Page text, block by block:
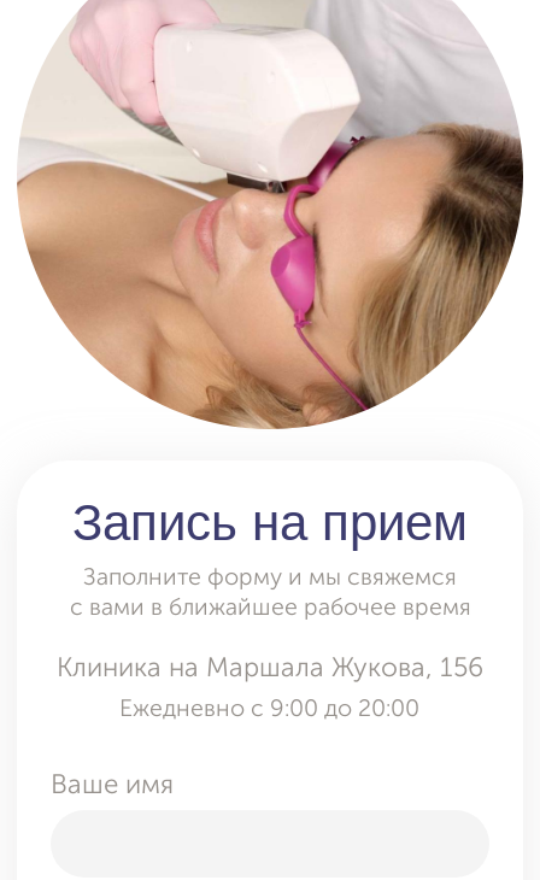
Ваше имя
Телефон
Отправить
Отправляя форму, вы даете
согласие
на обработку и использование
персональных данных